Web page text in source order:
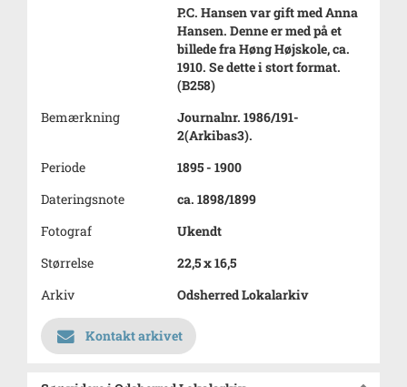
P.C. Hansen var gift med Anna
Hansen. Denne er med på et
billede fra Høng Højskole, ca.
1910. Se dette i stort format.
(B258)
Bemærkning
Journalnr. 1986/191-
2(Arkibas3).
Periode
1895 - 1900
Dateringsnote
ca. 1898/1899
Fotograf
Ukendt
Størrelse
22,5 x 16,5
Arkiv
Odsherred Lokalarkiv
Kontakt arkivet